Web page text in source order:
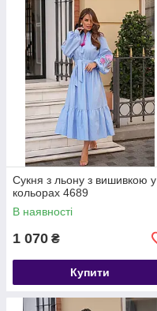
Сукня з льону з вишивкою у
кольорах 4689
В наявності
1 070 ₴
Купити